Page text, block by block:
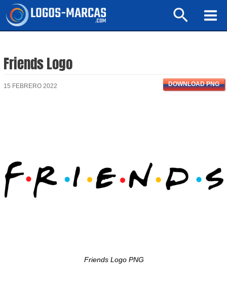
Buscar
Friends Logo
15 FEBRERO 2022 DOWNLOAD PNG
Friends Logo PNG